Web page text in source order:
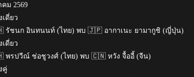
ม 2569
ดี่ยว
รัชนก อินทนนท์ (ไทย) พบ 🇯🇵 อากาเนะ ยามากูชิ (ญี่ปุ่น)
ดี่ยว
พรปวีณ์ ช่อชูวงศ์ (ไทย) พบ 🇨🇳 หวัง จื้ออี้ (จีน)
คู่